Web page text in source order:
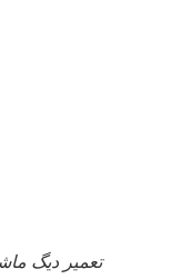
تعمیر دیگ